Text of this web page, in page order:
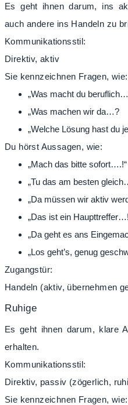
Es geht ihnen darum, ins
auch andere ins Handeln zu
Kommunikationsstil:
Direktiv, aktiv
Sie kennzeichnen Fragen, wie:
„Was macht du
„Was machen wir da…?
„Welche Lösung hast du
Du hörst Aussagen, wie:
„Mach das bitte sofort….!“
„Tu das am besten
„Da müssen wir aktiv
„Das ist ein
„Da geht es ans
„Los geht’s, genug
Zugangstür:
Handeln (aktiv, übernehmen
Ruhige
Es geht ihnen darum, klare
erhalten.
Kommunikationsstil:
Direktiv, passiv (zögerlich,
Sie kennzeichnen Fragen, wie: